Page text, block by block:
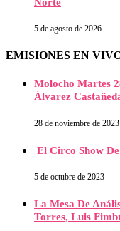
5 de agosto de 2026
EMISIONES EN
Molocho Martes
Álvarez
28 de noviembre de 2023
El Circo Show
5 de octubre de 2023
La Mesa De
Torres, Luis